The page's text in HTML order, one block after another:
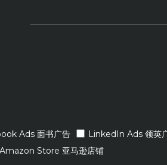
Ads 面书广告
LinkedIn Ads 领英
Amazon Store 亚马逊店铺